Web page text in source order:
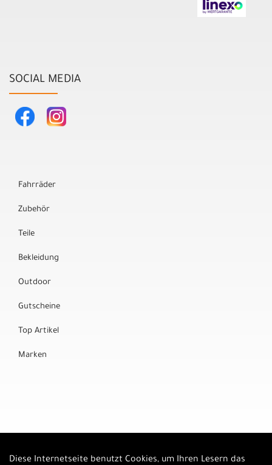
SOCIAL MEDIA
Fahrräder
Zubehör
Teile
Bekleidung
Outdoor
Gutscheine
Top Artikel
Marken
Diese Internetseite benutzt Cookies, um Ihren Lesern das